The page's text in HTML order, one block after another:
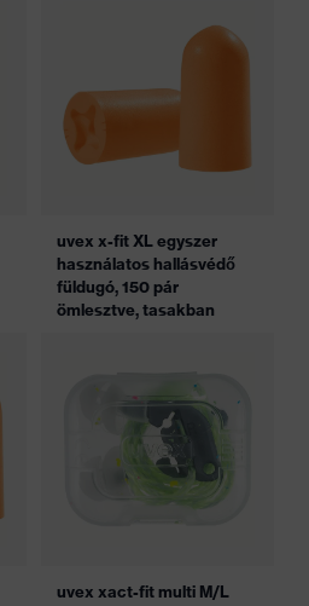
uvex x-fit XL egyszer
használatos hallásvédő
füldugó, 150 pár
ömlesztve, tasakban
uvex xact-fit multi M/L